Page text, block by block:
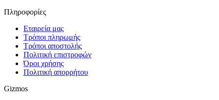
Πληροφορίες
Εταιρεία μας
Τρόποι πληρωμής
Τρόποι αποστολής
Πολιτική επιστροφών
Όροι χρήσης
Πολιτική απορρήτου
Gizmos